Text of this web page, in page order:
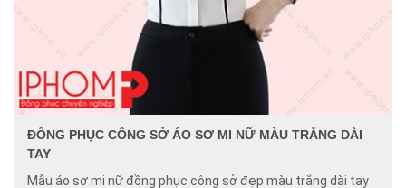
ĐỒNG PHỤC CÔNG SỞ ÁO SƠ MI NỮ MÀU TRẮNG DÀI
TAY
Mẫu áo sơ mi nữ đồng phục công sở đẹp màu trắng dài tay